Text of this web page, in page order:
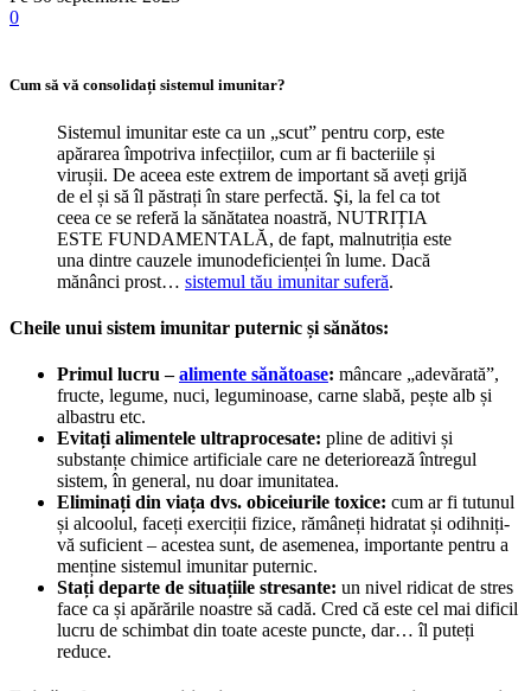
0
Cum să vă consolidați sistemul imunitar?
Sistemul imunitar este ca un „scut” pentru corp, este
apărarea împotriva infecțiilor, cum ar fi bacteriile și
virușii. De aceea este extrem de important să aveți grijă
de el și să îl păstrați în stare perfectă. Şi, la fel ca tot
ceea ce se referă la sănătatea noastră, NUTRIȚIA
ESTE FUNDAMENTALĂ, de fapt, malnutriția este
una dintre cauzele imunodeficienței în lume. Dacă
mănânci prost… sistemul tău imunitar suferă.
Cheile unui sistem imunitar puternic și sănătos:
Primul lucru –alimente sănătoase: mâncare „adevărată”,
fructe, legume, nuci, leguminoase, carne slabă, pește alb și
albastru etc.
Evitați alimentele ultraprocesate: pline de aditivi și
substanțe chimice artificiale care ne deteriorează întregul
sistem, în general, nu doar imunitatea.
Eliminați din viața dvs. obiceiurile toxice: cum ar fi tutunul
și alcoolul, faceți exerciții fizice, rămâneți hidratat și odihniți-
vă suficient – acestea sunt, de asemenea, importante pentru a
menține sistemul imunitar puternic.
Stați departe de situațiile stresante: un nivel ridicat de stres
face ca și apărările noastre să cadă. Cred că este cel mai dificil
lucru de schimbat din toate aceste puncte, dar… îl puteți
reduce.